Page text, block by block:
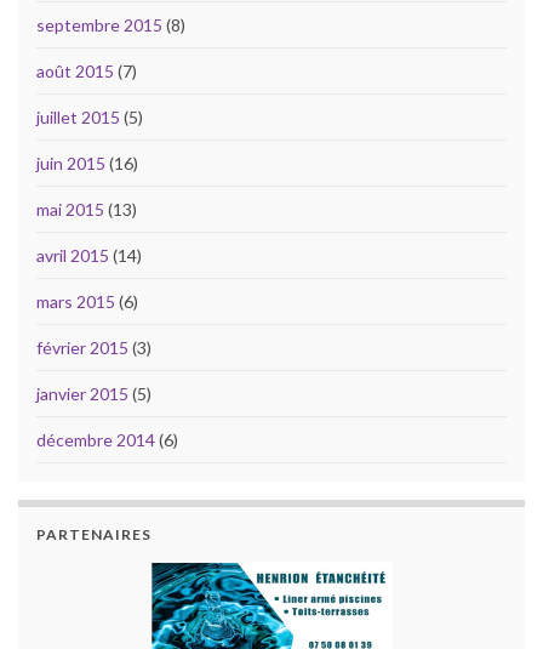
septembre 2015 (8)
août 2015 (7)
juillet 2015 (5)
juin 2015 (16)
mai 2015 (13)
avril 2015 (14)
mars 2015 (6)
février 2015 (3)
janvier 2015 (5)
décembre 2014(6)
PARTENAIRES